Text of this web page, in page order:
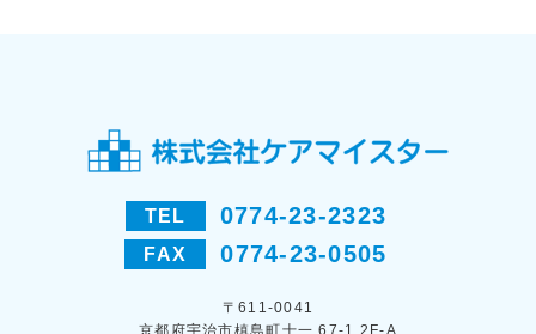
TEL 0774-23-2323
FAX 0774-23-0505
〒611-0041
京都府宇治市槙島町十一 67-1 2F-A